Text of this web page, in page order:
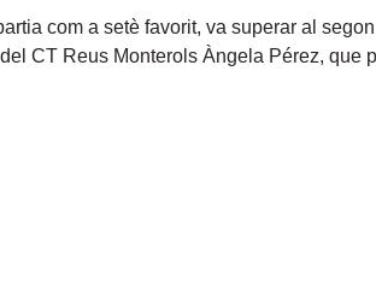
com a setè favorit, va superar al
CT Reus Monterols Àngela Pérez, que